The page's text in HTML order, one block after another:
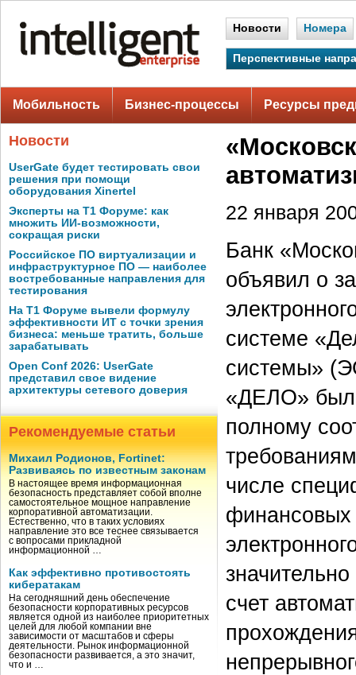
Новости Номера
Перспективные
Мобильность Бизнес-процессы Ресурсы
Новости
UserGate будет тестировать свои
решения при помощи
оборудования Xinertel
Эксперты на Т1 Форуме: как
множить ИИ-возможности,
сокращая риски
Российское ПО виртуализации и
инфраструктурное ПО — наиболее
востребованные направления для
тестирования
На Т1 Форуме вывели формулу
эффективности ИТ с точки зрения
бизнеса: меньше тратить, больше
зарабатывать
Open Conf 2026: UserGate
представил свое видение
архитектуры сетевого доверия
Рекомендуемые статьи
Михаил Родионов, Fortinet:
Развиваясь по известным законам
В настоящее время информационная
безопасность представляет собой вполне
самостоятельное мощное направление
корпоративной автоматизации.
Естественно, что в таких условиях
направление это все теснее связывается
с вопросами прикладной
информационной …
Как эффективно противостоять
кибератакам
На сегодняшний день обеспечение
безопасности корпоративных ресурсов
является одной из наиболее приоритетных
целей для любой компании вне
зависимости от масштабов и сферы
деятельности. Рынок информационной
безопасности развивается, а это значит,
что и …
22 января
Банк
объявил о
системе
системы»
«ДЕЛО»
полному
числе
финансовых
счет